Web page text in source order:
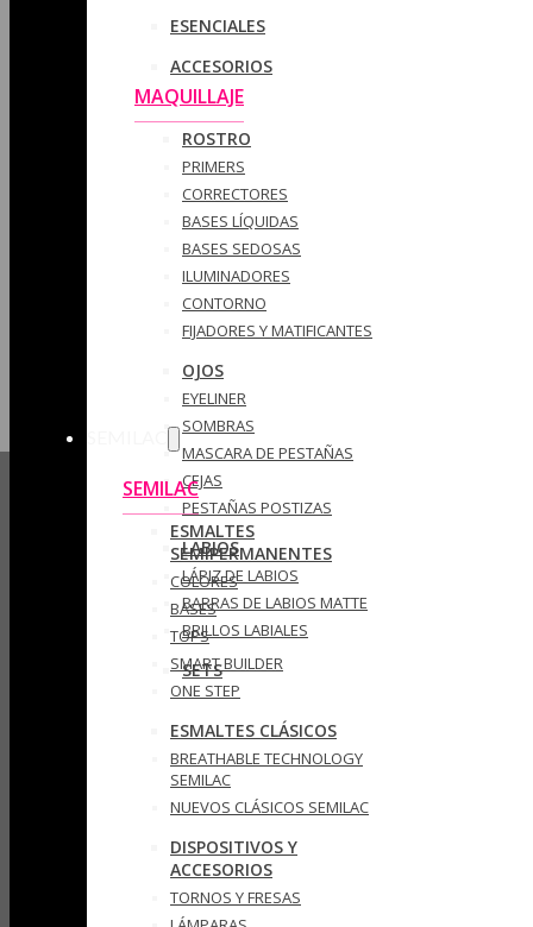
ESENCIALES
ACCESORIOS
MAQUILLAJE
ROSTRO
PRIMERS
CORRECTORES
BASES LÍQUIDAS
BASES SEDOSAS
ILUMINADORES
CONTORNO
FIJADORES Y MATIFICANTES
OJOS
EYELINER
SOMBRAS
MASCARA DE PESTAÑAS
CEJAS
PESTAÑAS POSTIZAS
LABIOS
LÁPIZ DE LABIOS
BARRAS DE LABIOS MATTE
BRILLOS LABIALES
SETS
SEMILAC
ESMALTES
SEMIPERMANENTES
COLORES
BASES
TOPS
SMART BUILDER
ONE STEP
ESMALTES CLÁSICOS
BREATHABLE TECHNOLOGY
SEMILAC
NUEVOS CLÁSICOS SEMILAC
DISPOSITIVOS Y
ACCESORIOS
TORNOS Y FRESAS